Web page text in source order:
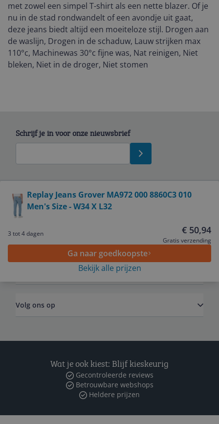
met zowel een simpel T-shirt als een nette blazer. Of je
nu in de stad rondwandelt of een avondje uit gaat,
deze jeans biedt altijd een moeiteloze stijl. Drogen aan
de waslijn, Drogen in de schaduw, Lauw strijken max
110°c, Machinewas 30°c fijne was, Nat reinigen, Niet
bleken, Niet in de droger, Niet stomen
Replay Jeans Grover MA972 000 8860C3 010
Men's Size - W34 X L32
3 tot 4 dagen € 50,94
Gratis verzending
Ga naar goedkoopste
Bekijk alle prijzen
Schrijf je in voor onze nieuwsbrief
Service
Algemeen
Volg ons op
Wat je ook kiest: Blijf kieskeurig
Gecontroleerde reviews
Betrouwbare webshops
Heldere prijzen